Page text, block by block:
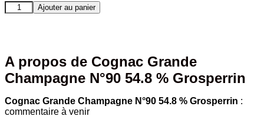
quantité
de
N°90
54.8
%
Ajouter au panier
A propos de Cognac Grande
Champagne N°90 54.8 % Grosperrin
Cognac Grande Champagne N°90 54.8 % Grosperrin :
commentaire à venir